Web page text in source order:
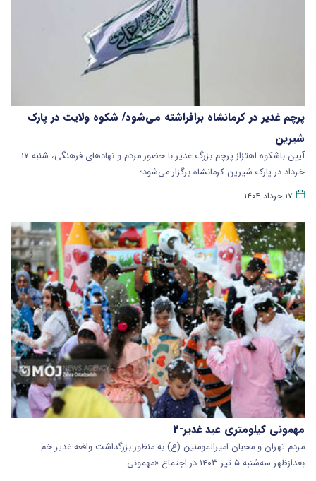
پرچم غدیر در کرمانشاه برافراشته می‌شود/ شکوه ولایت در پارک
شیرین
آیین باشکوه اهتزاز پرچم بزرگ غدیر با حضور مردم و نهادهای فرهنگی، شنبه ۱۷
خرداد در پارک شیرین کرمانشاه برگزار می‌شود؛…
۱۷ خرداد ۱۴۰۴
مهمونی کیلومتری عید غدیر-۲
مردم تهران و محبان امیرالمومنین (ع) به منظور بزرگداشت واقعه غدیر خم
بعدازظهر سه‌شنبه ۵ تیر ۱۴۰۳ در اجتماع «مهمونی…